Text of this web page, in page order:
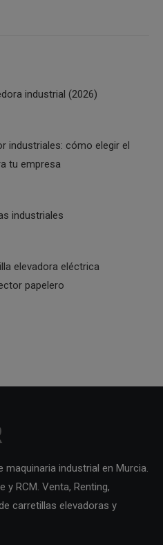
industrial (2026)
industriales: cómo elegir el
tu empresa
industriales
elevadora eléctrica
papelero
maquinaria industrial en Murcia.
y RCM. Venta, Renting,
carretillas elevadoras y